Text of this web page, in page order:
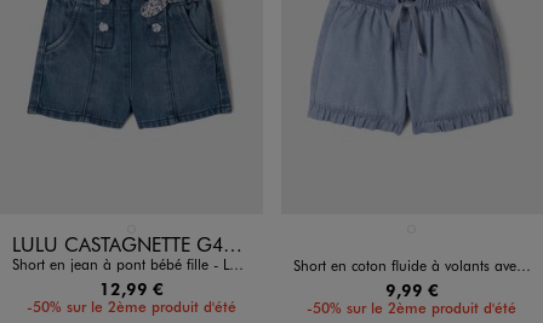
Disponible en 1 coloris LULU CASTAGNETTE G4G D
Short en jean à pont bébé fille - LuluCastagnette
12,99 €
-50% sur le 2ème produit d'été
Short en coton fluide à volants avec taille ajustable bébé fille
9,99 €
-50% sur le 2ème produit d'été